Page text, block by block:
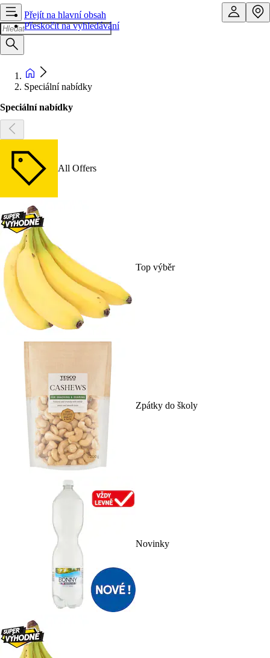
Přejít na hlavní obsah
Přeskočit na vyhledávání
Speciální nabídky
Speciální nabídky
All Offers
Top výběr
Zpátky do školy
Novinky